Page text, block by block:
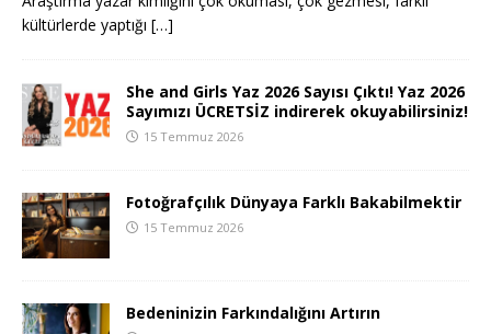
kültürlerde yaptığı […]
She and Girls Yaz 2026 Sayısı Çıktı! Yaz 2026
Sayımızı ÜCRETSİZ indirerek okuyabilirsiniz!
15 Temmuz 2026
Fotoğrafçılık Dünyaya Farklı Bakabilmektir
15 Temmuz 2026
Bedeninizin Farkındalığını Artırın